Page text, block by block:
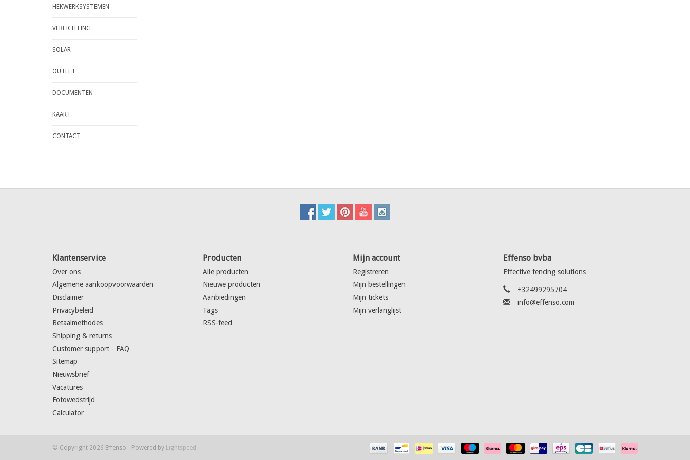
HEKWERKSYSTEMEN
VERLICHTING
SOLAR
OUTLET
DOCUMENTEN
KAART
CONTACT
Klantenservice
Over ons
Algemene aankoopvoorwaarden
Disclaimer
Privacybeleid
Betaalmethodes
Shipping & returns
Customer support - FAQ
Sitemap
Nieuwsbrief
Vacatures
Fotowedstrijd
Calculator
Producten
Alle producten
Nieuwe producten
Aanbiedingen
Tags
RSS-feed
Mijn account
Registreren
Mijn bestellingen
Mijn tickets
Mijn verlanglijst
Effenso bvba
Effective fencing solutions
+32499295704
info@effenso.com
© Copyright 2026 Effenso - Powered by Lightspeed